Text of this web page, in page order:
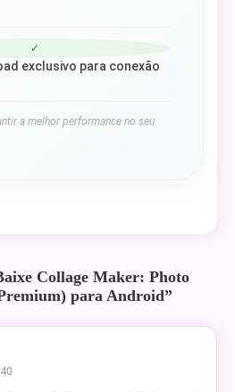
✓
exclusivo para conexão
a melhor performance no seu
Collage Maker: Photo
para Android”